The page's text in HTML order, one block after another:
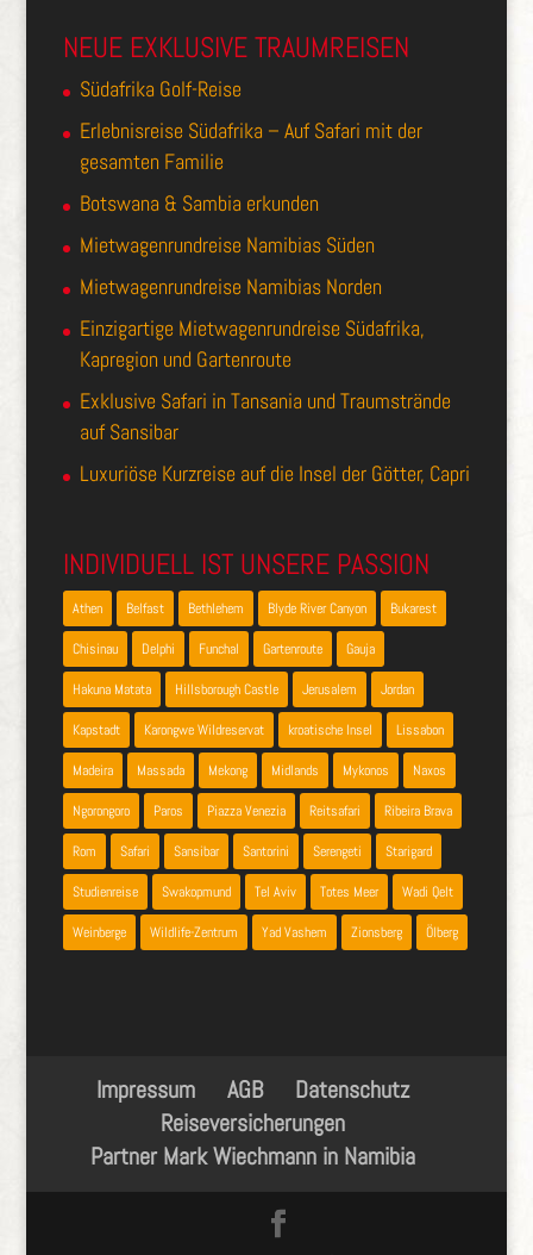
NEUE EXKLUSIVE TRAUMREISEN
Südafrika Golf-Reise
Erlebnisreise Südafrika – Auf Safari mit der
gesamten Familie
Botswana & Sambia erkunden
Mietwagenrundreise Namibias Süden
Mietwagenrundreise Namibias Norden
Einzigartige Mietwagenrundreise Südafrika,
Kapregion und Gartenroute
Exklusive Safari in Tansania und Traumstrände
auf Sansibar
Luxuriöse Kurzreise auf die Insel der Götter, Capri
INDIVIDUELL IST UNSERE PASSION
Athen Belfast Bethlehem Blyde River Canyon Bukarest
Chisinau Delphi Funchal Gartenroute Gauja
Hakuna Matata Hillsborough Castle Jerusalem Jordan
Kapstadt Karongwe Wildreservat kroatische Insel Lissabon
Madeira Massada Mekong Midlands Mykonos Naxos
Ngorongoro Paros Piazza Venezia Reitsafari Ribeira Brava
Rom Safari Sansibar Santorini Serengeti Starigard
Studienreise Swakopmund Tel Aviv Totes Meer Wadi Qelt
Weinberge Wildlife-Zentrum Yad Vashem Zionsberg Ölberg
Impressum AGB
Datenschutz
Reiseversicherungen
Partner Mark Wiechmann in Namibia